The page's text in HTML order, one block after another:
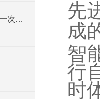
差压式流量测量技术获得了一次飞跃
先
成
智
行
时